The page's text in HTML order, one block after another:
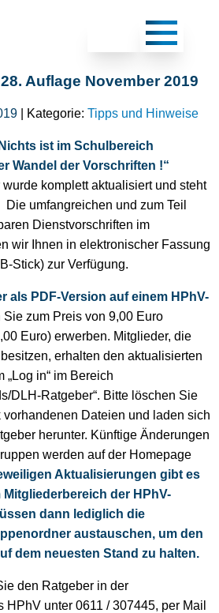
Auflage November 2019
| Kategorie: Tipps und Hinweise
ist im Schulbereich
Wandel der Vorschriften !“
komplett aktualisiert und steht
umfangreichen und zum Teil
Dienstvorschriften im
wir Ihnen in elektronischer Fassung
Stick) zur Verfügung.
als PDF-Version auf einem HPhV-
Sie zum Preis von 9,00 Euro
Euro) erwerben. Mitglieder, die
erhalten den aktualisierten
„Log in“ im Bereich
DLH-Ratgeber“. Bitte löschen Sie
vorhandenen Dateien und laden sich
herunter. Künftige Änderungen
werden auf der Homepage
Aktualisierungen gibt es
der HPhV-
dann lediglich die
austauschen, um den
dem neuesten Stand zu halten.
den Ratgeber in der
HPhV unter 0611 / 307445, per Mail